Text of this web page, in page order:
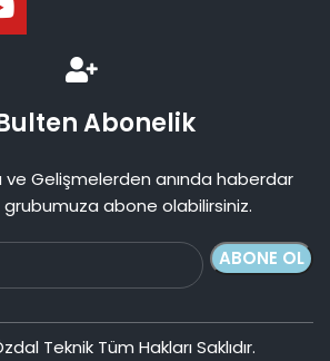
Abonelik
ve Gelişmelerden anında haberdar
abone olabilirsiniz.
Teknik Tüm Hakları Saklıdır.